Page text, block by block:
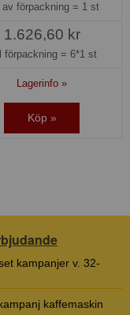
av förpackning = 1 st
1.626,60 kr
förpackning = 6*1 st
Lagerinfo »
Köp »
kampanjer v. 32-
kaffemaskin